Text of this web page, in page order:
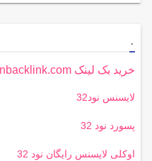
.
خرید بک لینک behtarinbacklink.com
لایسنس نود32
پسورد نود 32
اوکلی لایسنس رایگان نود 32